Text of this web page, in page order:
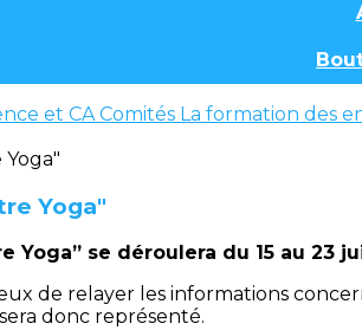
et CAComités La formation des
Yoga"
Yoga” se déroulera du 15 au 23
de relayer les informations
donc représenté.